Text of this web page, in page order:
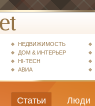
НЕДВИЖИМОСТЬ
ДОМ & ИНТЕРЬЕР
HI-TECH
АВИА
Статьи Люди